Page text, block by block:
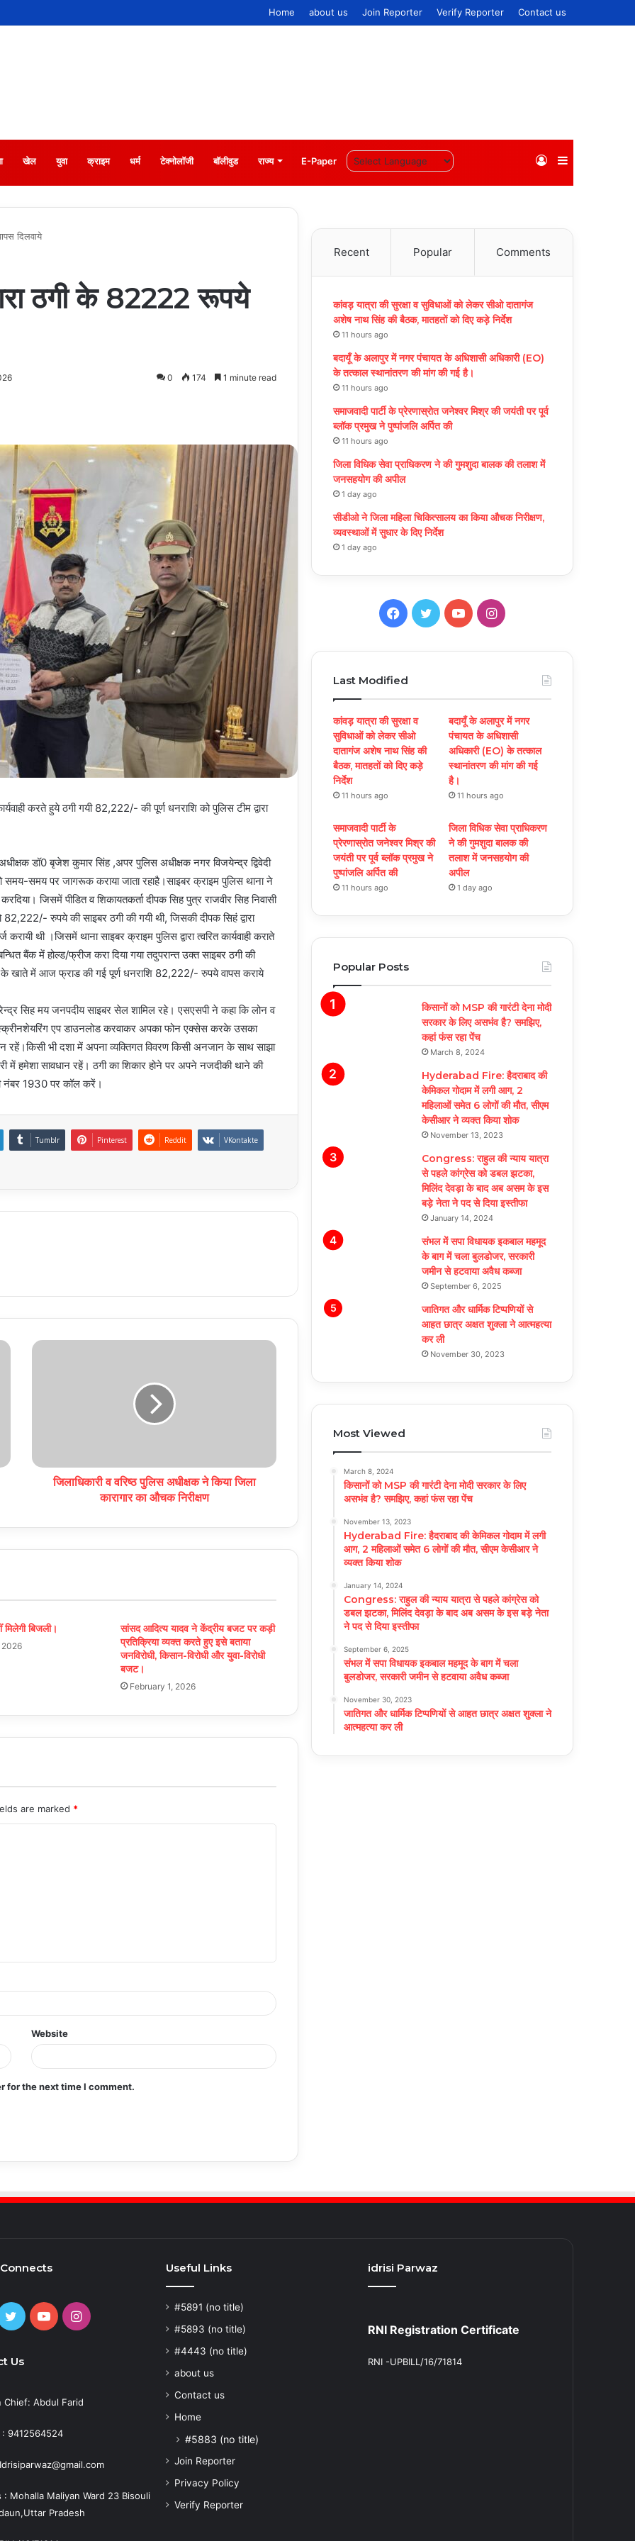
Home about us Join Reporter Verify Reporter Contact us
खेल युवा क्राइम धर्म टेक्नोलॉजी बॉलीवुड राज्य E-Paper Log
दिलवाये
ठगी के 82222 रूपये
0 174 1 minute read
करते हुये ठगी गयी 82,222/- की पूर्ण धनराशि को पुलिस टीम द्वारा
डॉ0 बृजेश कुमार सिंह ,अपर पुलिस अधीक्षक नगर विजयेन्द्र द्विवेदी
समय-समय पर जागरूक कराया जाता रहा‌है।साइबर क्राइम पुलिस थाना ने
जिसमें पीडित व शिकायतकर्ता दीपक सिह पुत्र राजवीर सिह निवासी
रुपये की साइबर ठगी की गयी थी, जिसकी दीपक सिहं द्वारा
थी ।जिसमें थाना साइबर क्राइम पुलिस द्वारा त्वरित कार्यवाही कराते
बैंक में होल्ड/फ्रीज करा दिया गया तदुपरान्त उक्त साइबर ठगी की
के खाते में आज फ्राड की गई पूर्ण धनराशि 82,222/- रुपये वापस कराये
हरेन्द्र सिह मय जनपदीय साइबर सेल शामिल रहे। एसएसपी ने कहा कि लोन‌ व‌
एप डाउनलोड करवाकर अपका फोन एक्सेस करके उसका
रहें।किसी भी दशा में अपना व्यक्तिगत विवरण किसी अनजान के साथ साझा
में हमेशा सावधान रहें। ठगी का शिकार होने पर अपने नजदीकी थाने की
नंबर 1930 पर कॉल करें।
Tumblr Pinterest Reddit VKontakte
जिलाधिकारी व वरिष्ठ पुलिस अधीक्षक ने किया जिला
कारागार का औचक निरीक्षण
बिजली।
2026
सांसद आदित्य यादव ने केंद्रीय बजट पर कड़ी
प्रतिक्रिया व्यक्त करते हुए इसे बताया
जनविरोधी, किसान-विरोधी और युवा-विरोधी
बजट।
February 1, 2026
are marked *
Website
for the next time I comment.
Recent Popular Comments
कांवड़ यात्रा की सुरक्षा व सुविधाओं को लेकर सीओ दातागंज
अशेष नाथ सिंह की बैठक, मातहतों को दिए कड़े निर्देश
11 hours ago
बदायूँ के अलापुर में नगर पंचायत के अधिशासी अधिकारी (EO)
के तत्काल स्थानांतरण की मांग की गई है।
11 hours ago
समाजवादी पार्टी के प्रेरणास्रोत जनेश्वर मिश्र की जयंती पर पूर्व
ब्लॉक प्रमुख ने पुष्पांजलि अर्पित की
11 hours ago
जिला विधिक सेवा प्राधिकरण ने की गुमशुदा बालक की तलाश में
जनसहयोग की अपील
1 day ago
सीडीओ ने जिला महिला चिकित्सालय का किया औचक निरीक्षण,
व्यवस्थाओं में सुधार के दिए निर्देश
1 day ago
F
e
b
o
T
t
Y
T
u
b
I
t
a
g
m
Last Modified
कांवड़ यात्रा की सुरक्षा व
सुविधाओं को लेकर सीओ
दातागंज अशेष नाथ सिंह की
बैठक, मातहतों को दिए कड़े
निर्देश
11 hours ago
बदायूँ के अलापुर में नगर
पंचायत के अधिशासी
अधिकारी (EO) के तत्काल
स्थानांतरण की मांग की गई
है।
11 hours ago
समाजवादी पार्टी के
प्रेरणास्रोत जनेश्वर मिश्र की
जयंती पर पूर्व ब्लॉक प्रमुख ने
पुष्पांजलि अर्पित की
11 hours ago
जिला विधिक सेवा प्राधिकरण
ने की गुमशुदा बालक की
तलाश में जनसहयोग की
अपील
1 day ago
Popular Posts
किसानों को MSP की गारंटी देना मोदी
सरकार के लिए असभंव है? समझिए,
कहां फंस रहा पेंच
March 8, 2024
Hyderabad Fire: हैदराबाद की
केमिकल गोदाम में लगी आग, 2
महिलाओं समेत 6 लोगों की मौत, सीएम
केसीआर ने व्यक्त किया शोक
November 13, 2023
Congress: राहुल की न्याय यात्रा
से पहले कांग्रेस को डबल झटका,
मिलिंद देवड़ा के बाद अब असम के इस
बड़े नेता ने पद से दिया इस्तीफा
January 14, 2024
संभल में सपा विधायक इकबाल महमूद
के बाग में चला बुलडोजर, सरकारी
जमीन से हटवाया अवैध कब्जा
September 6, 2025
जातिगत और धार्मिक टिप्पणियों से
आहत छात्र अक्षत शुक्ला ने आत्महत्या
कर ली
November 30, 2023
Most Viewed
March 8, 2024
किसानों को MSP की गारंटी देना मोदी सरकार के लिए
असभंव है? समझिए, कहां फंस रहा पेंच
November 13, 2023
Hyderabad Fire: हैदराबाद की केमिकल गोदाम में लगी
आग, 2 महिलाओं समेत 6 लोगों की मौत, सीएम केसीआर ने
व्यक्त किया शोक
January 14, 2024
Congress: राहुल की न्याय यात्रा से पहले कांग्रेस को
डबल झटका, मिलिंद देवड़ा के बाद अब असम के इस बड़े नेता
ने पद से दिया इस्तीफा
September 6, 2025
संभल में सपा विधायक इकबाल महमूद के बाग में चला
बुलडोजर, सरकारी जमीन से हटवाया अवैध कब्जा
November 30, 2023
जातिगत और धार्मिक टिप्पणियों से आहत छात्र अक्षत शुक्ला ने
आत्महत्या कर ली
TwitterYouTubeInstagram
Us
Chief: Abdul Farid
9412564524
: Mohalla Maliyan Ward 23 Bisouli
Pradesh
Useful Links
#5891 (no title)
#5893 (no title)
#4443 (no title)
about us
Contact us
Home
#5883 (no title)
Join Reporter
Privacy Policy
Verify Reporter
idrisi Parwaz
RNI Registration Certificate
RNI -UPBILL/16/71814